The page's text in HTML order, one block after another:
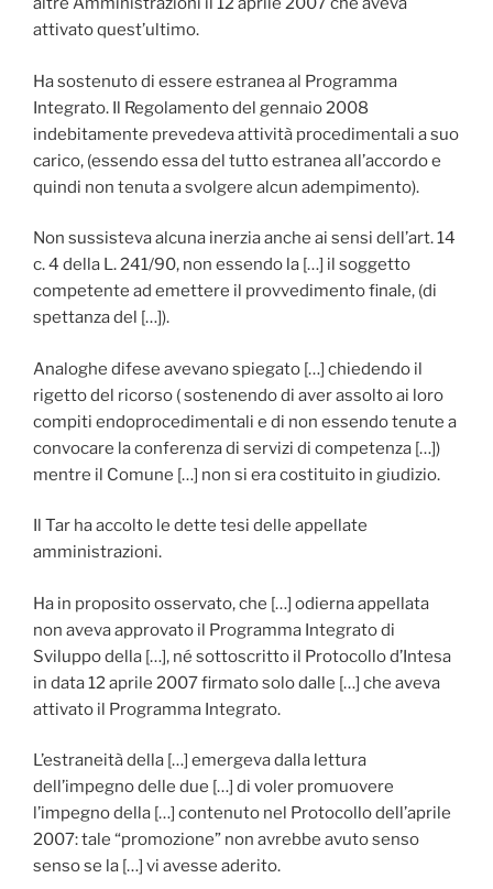
attivato quest’ultimo.
Ha sostenuto di essere estranea al Programma
Integrato. Il Regolamento del gennaio 2008
indebitamente prevedeva attività procedimentali a suo
carico, (essendo essa del tutto estranea all’accordo e
quindi non tenuta a svolgere alcun adempimento).
Non sussisteva alcuna inerzia anche ai sensi dell’art. 14
c. 4 della L. 241/90, non essendo la […] il soggetto
competente ad emettere il provvedimento finale, (di
spettanza del […]).
Analoghe difese avevano spiegato […] chiedendo il
rigetto del ricorso ( sostenendo di aver assolto ai loro
compiti endoprocedimentali e di non essendo tenute a
convocare la conferenza di servizi di competenza […])
mentre il Comune […] non si era costituito in giudizio.
Il Tar ha accolto le dette tesi delle appellate
amministrazioni.
Ha in proposito osservato, che […] odierna appellata
non aveva approvato il Programma Integrato di
Sviluppo della […], né sottoscritto il Protocollo d’Intesa
in data 12 aprile 2007 firmato solo dalle […] che aveva
attivato il Programma Integrato.
L’estraneità della […] emergeva dalla lettura
dell’impegno delle due […] di voler promuovere
l’impegno della […] contenuto nel Protocollo dell’aprile
2007: tale “promozione” non avrebbe avuto senso
senso se la […] vi avesse aderito.